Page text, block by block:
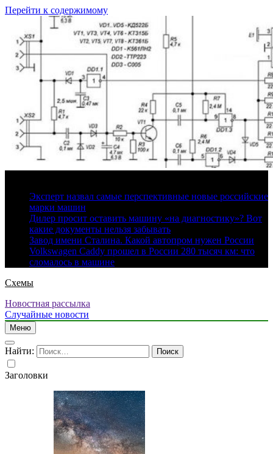
Перейти к содержимому
Эксперт назвал самые перспективные новые российские
марки машин
Дилер просит оставить машину «на диагностику»? Вот
какие документы нельзя забывать
Завод имени Сталина. Какой автопром нужен России
Volkswagen Caddy прошел в России 280 тысяч км: что
сломалось в машине
Схемы
Новостная рассылка
Случайные новости
Меню
Найти:
Заголовки